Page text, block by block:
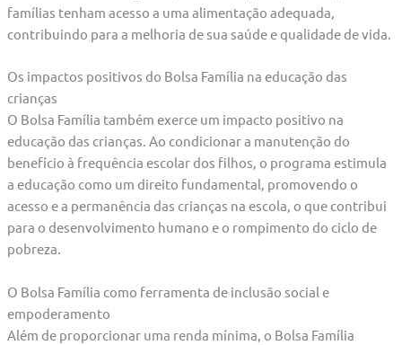
famílias tenham acesso a uma alimentação adequada,
contribuindo para a melhoria de sua saúde e qualidade de vida.
Os impactos positivos do Bolsa Família na educação das
crianças
O Bolsa Família também exerce um impacto positivo na
educação das crianças. Ao condicionar a manutenção do
benefício à frequência escolar dos filhos, o programa estimula
a educação como um direito fundamental, promovendo o
acesso e a permanência das crianças na escola, o que contribui
para o desenvolvimento humano e o rompimento do ciclo de
pobreza.
O Bolsa Família como ferramenta de inclusão social e
empoderamento
Além de proporcionar uma renda mínima, o Bolsa Família